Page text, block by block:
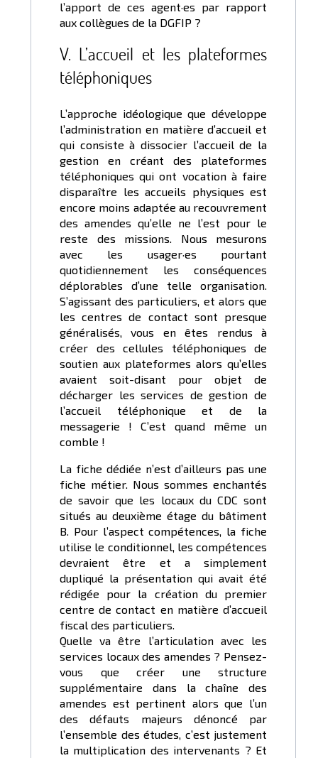
l’apport de ces agent·es par rapport
aux collègues de la DGFIP ?
V. L’accueil et les plateformes
téléphoniques
L’approche idéologique que développe
l’administration en matière d’accueil et
qui consiste à dissocier l’accueil de la
gestion en créant des plateformes
téléphoniques qui ont vocation à faire
disparaître les accueils physiques est
encore moins adaptée au recouvrement
des amendes qu’elle ne l’est pour le
reste des missions. Nous mesurons
avec les usager·es pourtant
quotidiennement les conséquences
déplorables d’une telle organisation.
S’agissant des particuliers, et alors que
les centres de contact sont presque
généralisés, vous en êtes rendus à
créer des cellules téléphoniques de
soutien aux plateformes alors qu’elles
avaient soit-disant pour objet de
décharger les services de gestion de
l’accueil téléphonique et de la
messagerie ! C’est quand même un
comble !
La fiche dédiée n’est d’ailleurs pas une
fiche métier. Nous sommes enchantés
de savoir que les locaux du CDC sont
situés au deuxième étage du bâtiment
B. Pour l’aspect compétences, la fiche
utilise le conditionnel, les compétences
devraient être et a simplement
dupliqué la présentation qui avait été
rédigée pour la création du premier
centre de contact en matière d’accueil
fiscal des particuliers.
Quelle va être l’articulation avec les
services locaux des amendes ? Pensez-
vous que créer une structure
supplémentaire dans la chaîne des
amendes est pertinent alors que l’un
des défauts majeurs dénoncé par
l’ensemble des études, c’est justement
la multiplication des intervenants ? Et